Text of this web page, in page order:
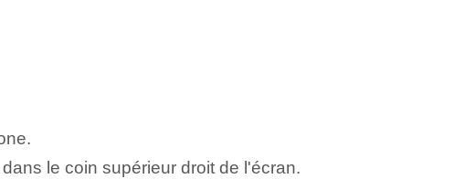
le coin supérieur droit de l'écran.